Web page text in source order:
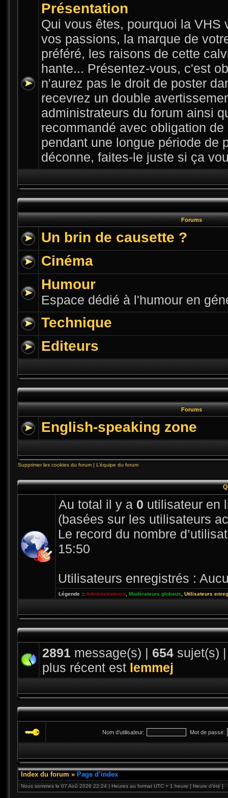
Présentation
Qui vous êtes, pourquoi la VHS
vos passions, la marque de
préféré, les raisons de cette
hante... Présentez-vous, c'est
n'aurez pas le droit de poster
recevrez un double
administrateurs du forum ainsi
recommandé avec obligation
pendant une longue période de
déconne, faites-le juste si ça
Forums
Un brin de causette ?
Cinéma
Humour
Espace dédié à l'humour en
Technique
Editeurs
Forums
English-speaking zone
Supprimer les cookies du forum | L’équipe du forum
Au total il y a 0 utilisateur en
(basées sur les utilisateurs
Le record du nombre
15:50
Utilisateurs enregistrés :
Légende :: Administrateurs Modérateurs globaux Utilisateurs
2891 message(s) | 654 sujet(s)
plus récent est lemmej
Nom d’utilisateur: Mot de passe:
Index du forum » Page d’index
Nous sommes le 07 Aoû 2026 22:24 | Heures au format UTC + 1 heure [ Heure d’été ]